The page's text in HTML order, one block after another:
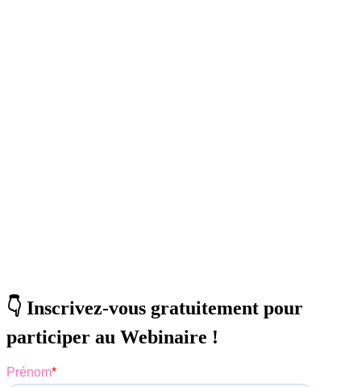
👇 Inscrivez-vous gratuitement pour
participer au Webinaire !